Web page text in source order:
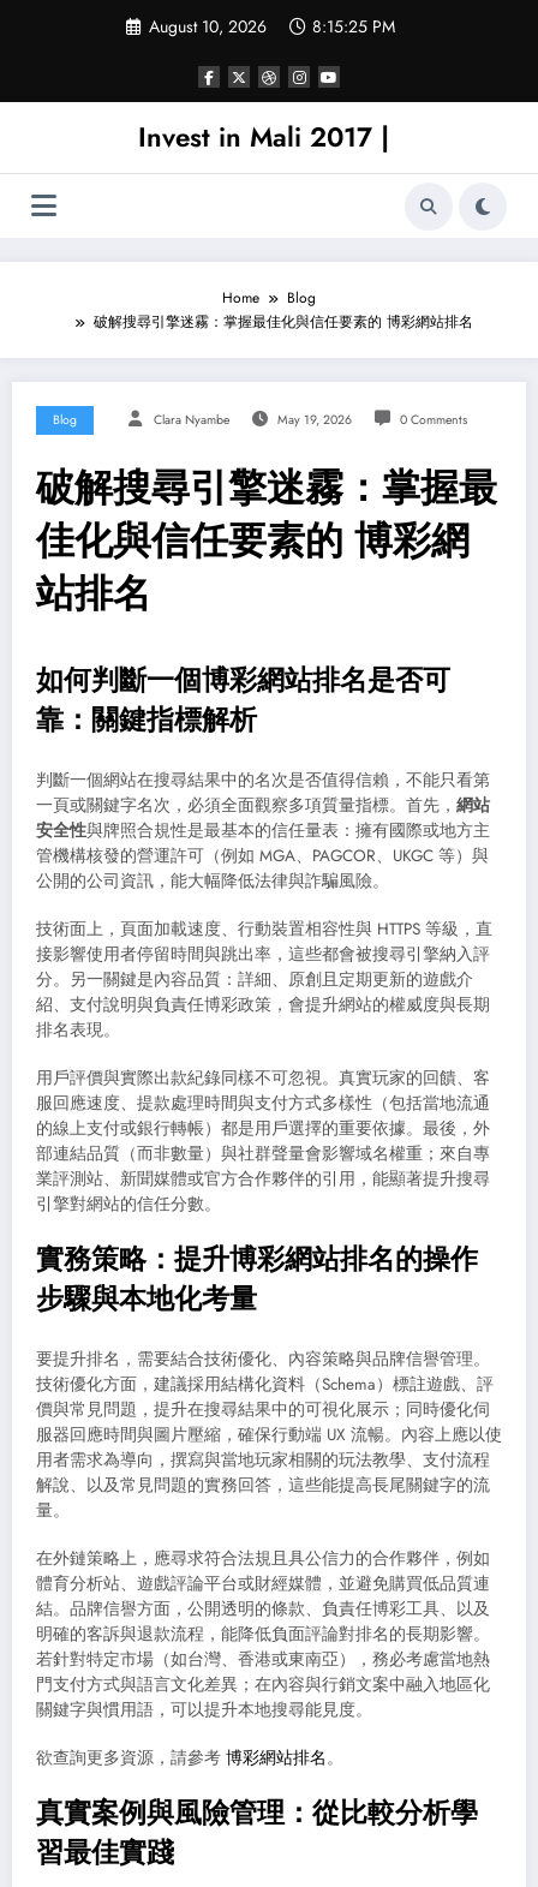
August 10, 2026 8:15:26 PM
Invest in Mali 2017 |
Home
Blog
破解搜尋引擎迷霧：掌握最佳化與信任要素的 博彩網站排名
Blog Clara Nyambe May 19, 2026 0 Comments
破解搜尋引擎迷霧：掌握最
佳化與信任要素的 博彩網
站排名
如何判斷一個博彩網站排名是否可
靠：關鍵指標解析
判斷一個網站在搜尋結果中的名次是否值得信賴，不能只看第
一頁或關鍵字名次，必須全面觀察多項質量指標。首先， 網站
安全性與牌照合規性是最基本的信任量表：擁有國際或地方主
管機構核發的營運許可（例如 MGA、PAGCOR、UKGC 等）與
公開的公司資訊，能大幅降低法律與詐騙風險。
技術面上，頁面加載速度、行動裝置相容性與 HTTPS 等級，直
接影響使用者停留時間與跳出率，這些都會被搜尋引擎納入評
分。另一關鍵是內容品質：詳細、原創且定期更新的遊戲介
紹、支付說明與負責任博彩政策，會提升網站的權威度與長期
排名表現。
用戶評價與實際出款紀錄同樣不可忽視。真實玩家的回饋、客
服回應速度、提款處理時間與支付方式多樣性（包括當地流通
的線上支付或銀行轉帳）都是用戶選擇的重要依據。最後，外
部連結品質（而非數量）與社群聲量會影響域名權重；來自專
業評測站、新聞媒體或官方合作夥伴的引用，能顯著提升搜尋
引擎對網站的信任分數。
實務策略：提升博彩網站排名的操作
步驟與本地化考量
要提升排名，需要結合技術優化、內容策略與品牌信譽管理。
技術優化方面，建議採用結構化資料（Schema）標註遊戲、評
價與常見問題，提升在搜尋結果中的可視化展示；同時優化伺
服器回應時間與圖片壓縮，確保行動端 UX 流暢。內容上應以使
用者需求為導向，撰寫與當地玩家相關的玩法教學、支付流程
解說、以及常見問題的實務回答，這些能提高長尾關鍵字的流
量。
在外鏈策略上，應尋求符合法規且具公信力的合作夥伴，例如
體育分析站、遊戲評論平台或財經媒體，並避免購買低品質連
結。品牌信譽方面，公開透明的條款、負責任博彩工具、以及
明確的客訴與退款流程，能降低負面評論對排名的長期影響。
若針對特定市場（如台灣、香港或東南亞），務必考慮當地熱
門支付方式與語言文化差異；在內容與行銷文案中融入地區化
關鍵字與慣用語，可以提升本地搜尋能見度。
欲查詢更多資源，請參考 博彩網站排名。
真實案例與風險管理：從比較分析學
習最佳實踐